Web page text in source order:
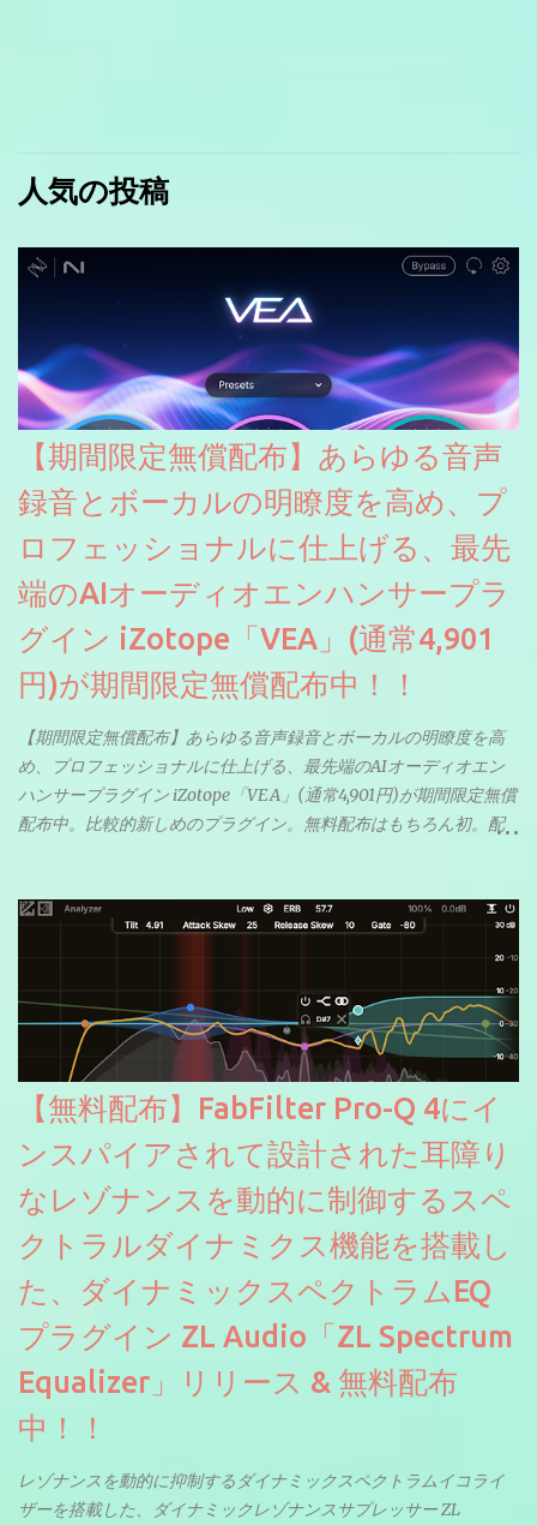
人気の投稿
【期間限定無償配布】あらゆる音声
録音とボーカルの明瞭度を高め、プ
ロフェッショナルに仕上げる、最先
端のAIオーディオエンハンサープラ
グイン iZotope「VEA」(通常4,901
円)が期間限定無償配布中！！
【期間限定無償配布】あらゆる音声録音とボーカルの明瞭度を高
め、プロフェッショナルに仕上げる、最先端のAIオーディオエン
ハンサープラグイン iZotope「VEA」(通常4,901円)が期間限定無償
配布中。比較的新しめのプラグイン。無料配布はもちろん初。配
【無料配布】FabFilter Pro-Q 4にイ
ンスパイアされて設計された耳障り
なレゾナンスを動的に制御するスペ
クトラルダイナミクス機能を搭載し
た、ダイナミックスペクトラムEQ
プラグイン ZL Audio「ZL Spectrum
Equalizer」リリース & 無料配布
中！！
レゾナンスを動的に抑制するダイナミックスペクトラムイコライ
ザーを搭載した、ダイナミックレゾナンスサプレッサー ZL